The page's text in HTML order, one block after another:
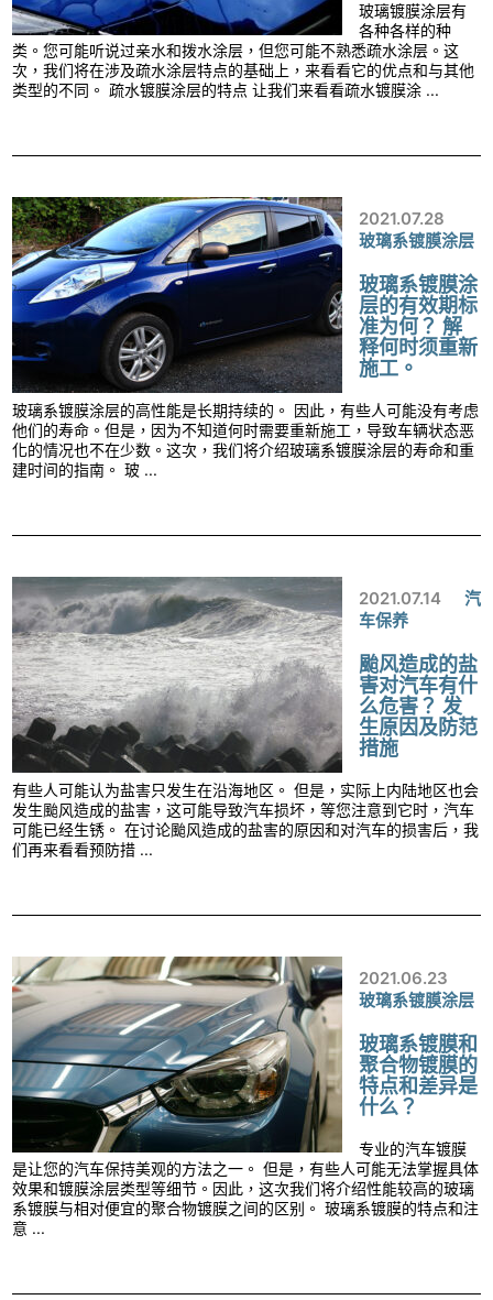
玻璃镀膜涂层有
各种各样的种
类。您可能听说过亲水和拨水涂层，但您可能不熟悉疏水涂层。这
次，我们将在涉及疏水涂层特点的基础上，来看看它的优点和与其他
类型的不同。 疏水镀膜涂层的特点 让我们来看看疏水镀膜涂 ...
2021.07.28
玻璃系镀膜涂层
玻璃系镀膜涂
层的有效期标
准为何？ 解
释何时须重新
施工。
玻璃系镀膜涂层的高性能是长期持续的。 因此，有些人可能没有考虑
他们的寿命。但是，因为不知道何时需要重新施工，导致车辆状态恶
化的情况也不在少数。这次，我们将介绍玻璃系镀膜涂层的寿命和重
建时间的指南。 玻 ...
2021.07.14
汽
车保养
颱风造成的盐
害对汽车有什
么危害？ 发
生原因及防范
措施
有些人可能认为盐害只发生在沿海地区。 但是，实际上内陆地区也会
发生颱风造成的盐害，这可能导致汽车损坏，等您注意到它时，汽车
可能已经生锈。 在讨论颱风造成的盐害的原因和对汽车的损害后，我
们再来看看预防措 ...
2021.06.23
玻璃系镀膜涂层
玻璃系镀膜和
聚合物镀膜的
特点和差异是
什么？
专业的汽车镀膜
是让您的汽车保持美观的方法之一。 但是，有些人可能无法掌握具体
效果和镀膜涂层类型等细节。因此，这次我们将介绍性能较高的玻璃
系镀膜与相对便宜的聚合物镀膜之间的区别。 玻璃系镀膜的特点和注
意 ...